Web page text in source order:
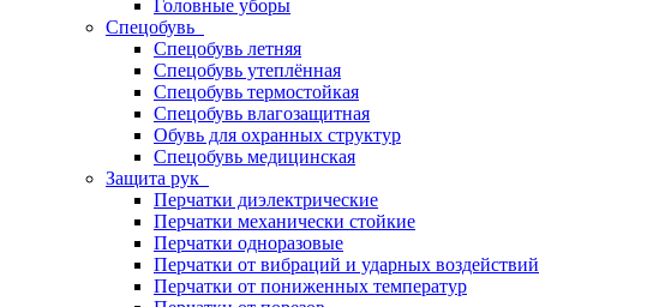
Головные уборы
Спецобувь
Спецобувь летняя
Спецобувь утеплённая
Спецобувь термостойкая
Спецобувь влагозащитная
Обувь для охранных структур
Спецобувь медицинская
Защита рук
Перчатки диэлектрические
Перчатки механически стойкие
Перчатки одноразовые
Перчатки от вибраций и ударных воздействий
Перчатки от пониженных температур